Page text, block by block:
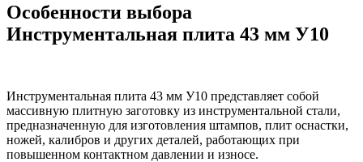
Особенности выбора
Инструментальная плита 43 мм У10
Инструментальная плита 43 мм У10 представляет собой
массивную плитную заготовку из инструментальной стали,
предназначенную для изготовления штампов, плит оснастки,
ножей, калибров и других деталей, работающих при
повышенном контактном давлении и износе.